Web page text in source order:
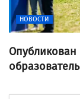
НОВОСТИ
Опубликован